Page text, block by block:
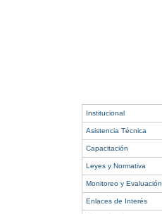
Institucional
Asistencia Técnica
Capacitación
Leyes y Normativa
Monitoreo y Evaluación
Enlaces de Interés